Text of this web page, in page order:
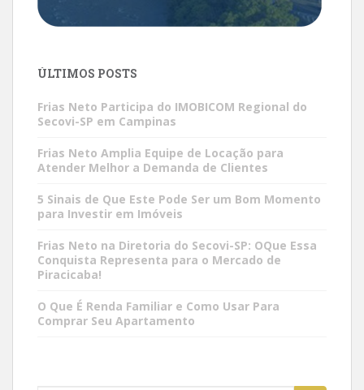
ÚLTIMOS POSTS
Frias Neto Participa do IMOBICOM Regional do
Secovi-SP em Campinas
Frias Neto Amplia Equipe de Locação para
Atender Melhor a Demanda de Clientes
5 Sinais de Que Este Pode Ser um Bom Momento
para Investir em Imóveis
Frias Neto na Diretoria do Secovi-SP: OQue Essa
Conquista Representa para o Mercado de
Piracicaba!
O Que É Renda Familiar e Como Usar Para
Comprar Seu Apartamento